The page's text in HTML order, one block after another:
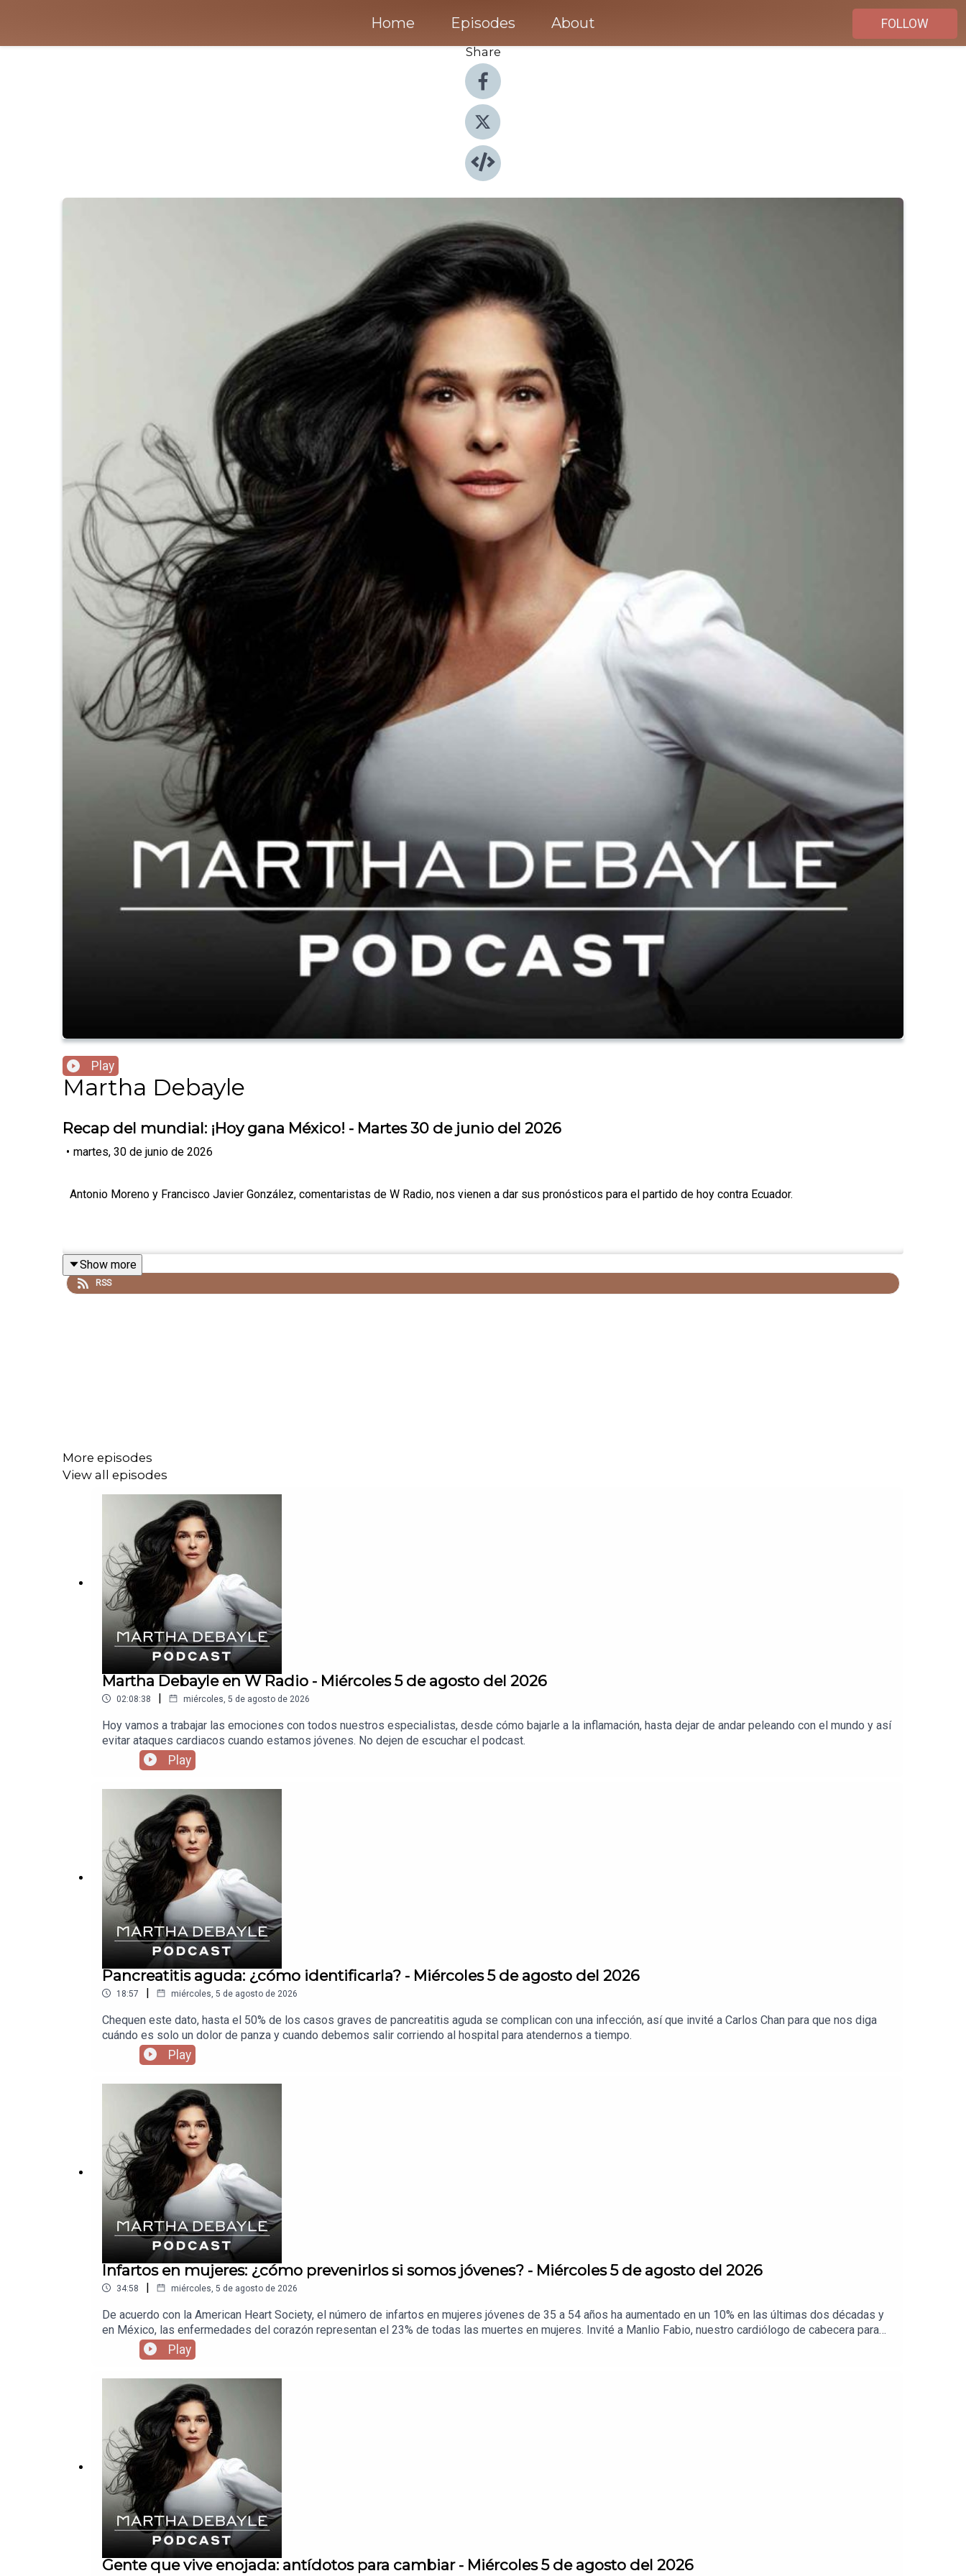
Home Episodes About
FOLLOW
Share
Play
Martha Debayle
Recap del mundial: ¡Hoy gana México! - Martes 30 de junio del 2026
• martes, 30 de junio de 2026
Antonio Moreno y Francisco Javier González, comentaristas de W Radio, nos vienen a dar sus pronósticos para el partido de hoy contra Ecuador.
Show more
RSS
More episodes
View all episodes
Martha Debayle en W Radio - Miércoles 5 de agosto del 2026
02:08:38 | miércoles, 5 de agosto de 2026
Hoy vamos a trabajar las emociones con todos nuestros especialistas, desde cómo bajarle a la inflamación, hasta dejar de andar peleando con el mundo y así
evitar ataques cardiacos cuando estamos jóvenes. No dejen de escuchar el podcast.
Play
Pancreatitis aguda: ¿cómo identificarla? - Miércoles 5 de agosto del 2026
18:57 | miércoles, 5 de agosto de 2026
Chequen este dato, hasta el 50% de los casos graves de pancreatitis aguda se complican con una infección, así que invité a Carlos Chan para que nos diga
cuándo es solo un dolor de panza y cuando debemos salir corriendo al hospital para atendernos a tiempo.
Play
Infartos en mujeres: ¿cómo prevenirlos si somos jóvenes? - Miércoles 5 de agosto del 2026
34:58 | miércoles, 5 de agosto de 2026
De acuerdo con la American Heart Society, el número de infartos en mujeres jóvenes de 35 a 54 años ha aumentado en un 10% en las últimas dos décadas y
en México, las enfermedades del corazón representan el 23% de todas las muertes en mujeres. Invité a Manlio Fabio, nuestro cardiólogo de cabecera para
que nos diga por qué está pasando esto y que debemos hacer para cuidarnos.
Play
Gente que vive enojada: antídotos para cambiar - Miércoles 5 de agosto del 2026